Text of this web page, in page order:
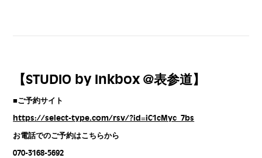
【STUDIO by Inkbox @表参道】
■ご予約サイト
https://select-type.com/rsv/?id=iC1cMyc_7bs
お電話でのご予約はこちらから
070-3168-5692